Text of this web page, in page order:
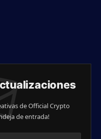
de Official Crypto
de entrada!